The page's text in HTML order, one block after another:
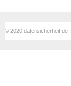
© 2020 datensicherheit.de